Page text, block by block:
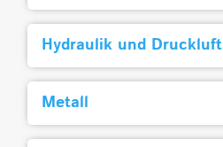
Hydraulik und Druckluft
Metall